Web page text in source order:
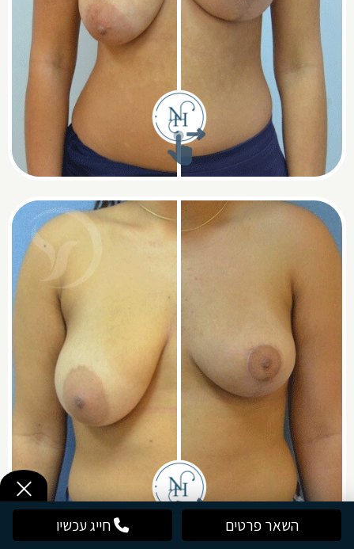
השאר פרטים חייג עכשיו